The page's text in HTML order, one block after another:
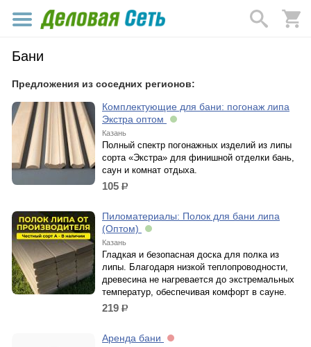
Бани
Предложения из соседних регионов:
Комплектующие для бани: погонаж липа
Экстра оптом
Казань
Полный спектр погонажных изделий из липы
сорта «Экстра» для финишной отделки бань,
саун и комнат отдыха.
105 р.
Пиломатериалы: Полок для бани липа
(Оптом)
Казань
Гладкая и безопасная доска для полка из
липы. Благодаря низкой теплопроводности,
древесина не нагревается до экстремальных
температур, обеспечивая комфорт в сауне.
219 р.
Аренда бани